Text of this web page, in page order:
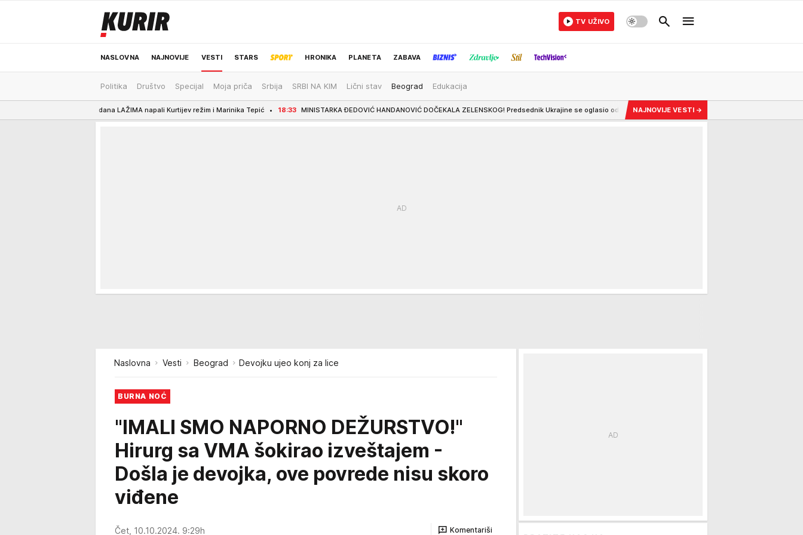
NASLOVNA NAJNOVIJE VESTI STARS HRONIKA PLANETA ZABAVA
ODRŽIVA BUDUĆNOST REGION NEWS IZBOR UREDNIKA
TV UŽIVO
Politika Društvo Specijal Moja priča Srbija SRBI NA KIM Lični stav Beograd Edukacija
Srbija istog dana LAŽIMA napali Kurtijev režim i Marinika Tepić 18:33 MINISTARKA ĐEDOVIĆ HANDANOVIĆ DOČEKALA ZELENSKOG! Predsednik Ukrajine se oglasio odmah po dolasku u Beograd - evo o čemu će razgovarati s Vučićem FOTO/
NAJNOVIJE VESTI →
Naslovna Vesti Beograd Devojku ujeo konj za lice
BURNA NOĆ
"IMALI SMO NAPORNO DEŽURSTVO!"
Hirurg sa VMA šokirao izveštajem -
Došla je devojka, ove povrede nisu skoro
viđene
Čet, 10.10.2024. 9:29h Komentariši